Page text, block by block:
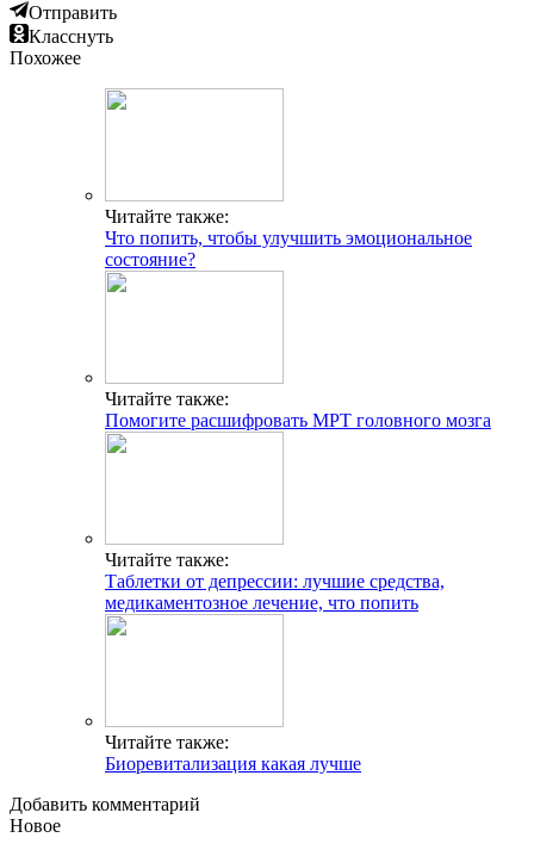
Отправить
Класснуть
Похожее
Читайте также:
Что попить, чтобы улучшить эмоциональное
состояние?
Читайте также:
Помогите расшифровать МРТ головного мозга
Читайте также:
Таблетки от депрессии: лучшие средства,
медикаментозное лечение, что попить
Читайте также:
Биоревитализация какая лучше
Добавить комментарий
Новое